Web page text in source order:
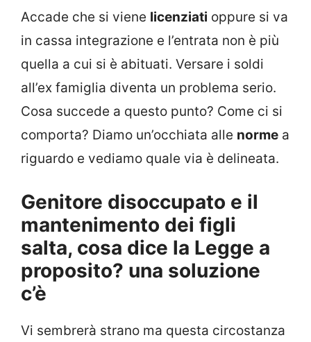
Accade che si viene licenziati oppure si va
in cassa integrazione e l’entrata non è più
quella a cui si è abituati. Versare i soldi
all’ex famiglia diventa un problema serio.
Cosa succede a questo punto? Come ci si
comporta? Diamo un’occhiata alle norme a
riguardo e vediamo quale via è delineata.
Genitore disoccupato e il
mantenimento dei figli
salta, cosa dice la Legge a
proposito? una soluzione
c’è
Vi sembrerà strano ma questa circostanza